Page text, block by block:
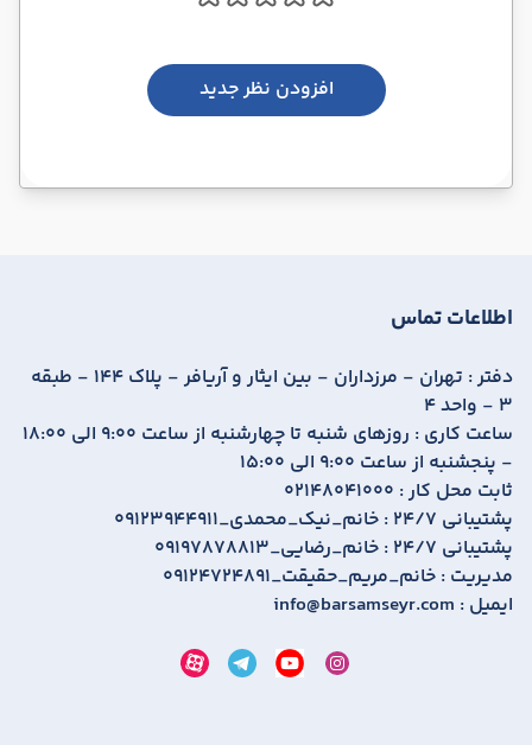
افزودن نظر جدید
اطلاعات تماس
دفتر :
تهران - مرزداران - بین ایثار و آریافر - پلاک 144 - طبقه
3 - واحد 4
ساعت کاری :
روزهای شنبه تا چهارشنبه از ساعت 9:00 الی 18:00
- پنجشنبه از ساعت 9:00 الی 15:00
ثابت محل کار : 02148041000
پشتیبانی 24/7 :
09123944911_خانم_نیک_محمدی
پشتیبانی 24/7 :
09197878813_خانم_رضایی
مدیریت : 09124724891_خانم_مریم_حقیقت
ایمیل : info@barsamseyr.com